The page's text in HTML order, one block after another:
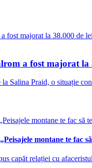
a fost majorat
Salina Praid, o situație
montane te fac